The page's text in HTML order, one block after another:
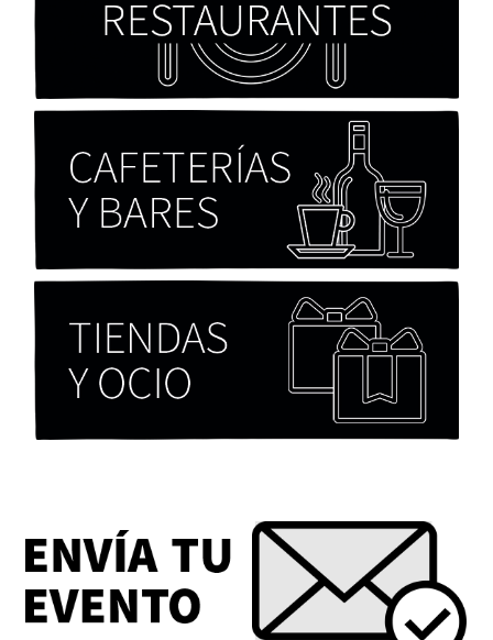
Cocaína Negra de Cristóbal Valenzuela Berríos
Paloma Pulisci
Chicas tristes de Fernanda Tovar
Eva Valero Juan: "Una mirada que construía un
universo donde lo único verdaderamente
importante eran los amigos y la literatura"
Martín Carrasco